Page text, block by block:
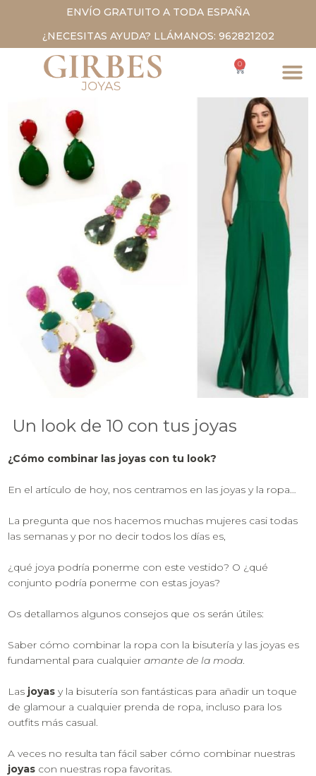
ENVÍO GRATUITO A TODA ESPAÑA
¿NECESITAS AYUDA? LLÁMANOS: 962821202
0
Un look de 10 con tus joyas
¿Cómo combinar las joyas con tu look?
En el artículo de hoy, nos centramos en las joyas y la ropa…
La pregunta que nos hacemos muchas mujeres casi todas
las semanas y por no decir todos los días es,
¿qué joya podría ponerme con este vestido? O ¿qué
conjunto podría ponerme con estas joyas?
Os detallamos algunos consejos que os serán útiles:
Saber cómo combinar la ropa con la bisutería y las joyas es
fundamental para cualquier amante de la moda
Las joyas y la bisutería son fantásticas para añadir un toque
de glamour a cualquier prenda de ropa, incluso para los
outfits más casual.
A veces no resulta tan fácil saber cómo combinar nuestras
joyas con nuestras ropa favoritas.